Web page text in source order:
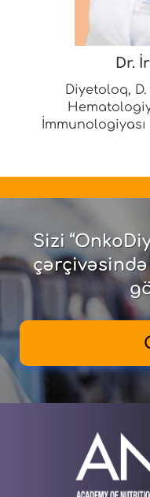
Dr.
Diyetoloq,
Sizi